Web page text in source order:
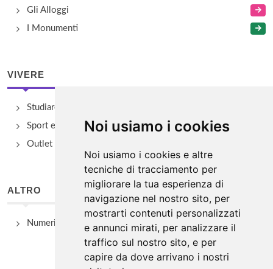
Noi usiamo i cookies
Noi usiamo i cookies e altre
tecniche di tracciamento per
migliorare la tua esperienza di
navigazione nel nostro sito, per
mostrarti contenuti personalizzati
e annunci mirati, per analizzare il
traffico sul nostro sito, e per
capire da dove arrivano i nostri
Gli Alloggi
I Monumenti
VIVERE
Studiare
Sport e Benessere
Outlet e spacci aziendali
ALTRO
Numeri Utili